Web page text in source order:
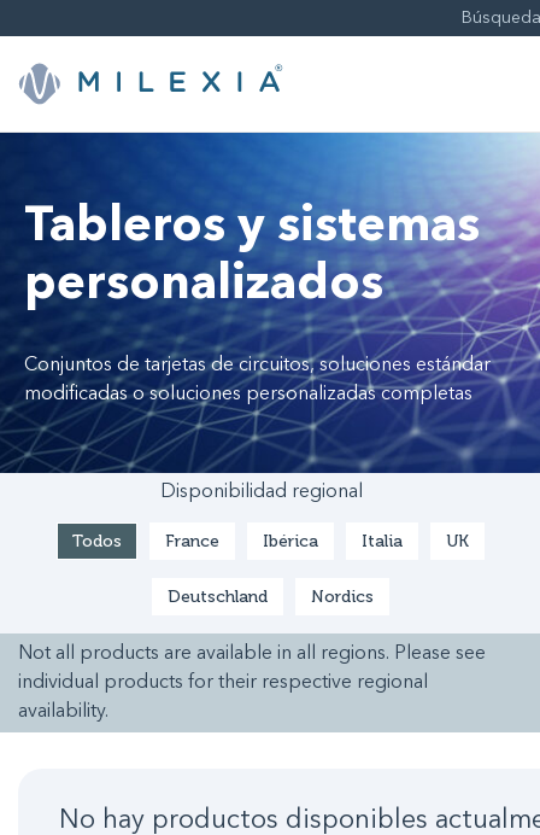
contenido
Tableros y sistemas
personalizados
Conjuntos de tarjetas de circuitos, soluciones estándar
modificadas o soluciones personalizadas completas
Disponibilidad regional
Todos France Ibérica Italia UK
Deutschland Nordics
Not all products are available in all regions. Please see
individual products for their respective regional
availability.
No hay productos disponibles